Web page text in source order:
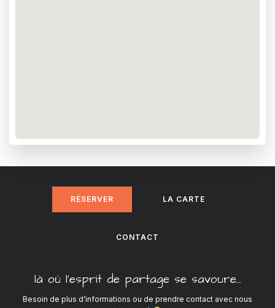
RÉSERVER LA CARTE
CONTACT
là où l’esprit de partage se savoure…
Besoin de plus d’informations ou de prendre contact avec nous